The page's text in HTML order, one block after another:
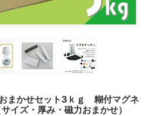
おまかせセット3ｋｇ 糊付マグネ
イズ・厚み・磁力おまかせ）